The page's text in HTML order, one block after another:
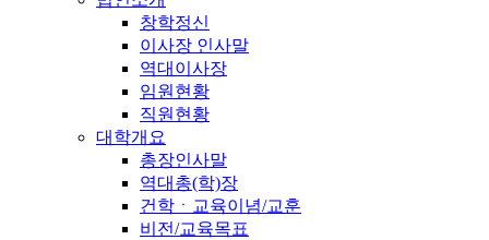
창학정신
이사장 인사말
역대이사장
임원현황
직원현황
대학개요
총장인사말
역대총(학)장
건학ㆍ교육이념/교훈
비전/교육목표